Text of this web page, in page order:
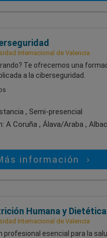
Internacional de Valencia
Te ofrecemos una
a la ciberseguridad.
, Semi-presencial
A Coruña , Álava/Araba ,
información
Humana y Dietética
Internacional de Valencia
profesional esencial para la